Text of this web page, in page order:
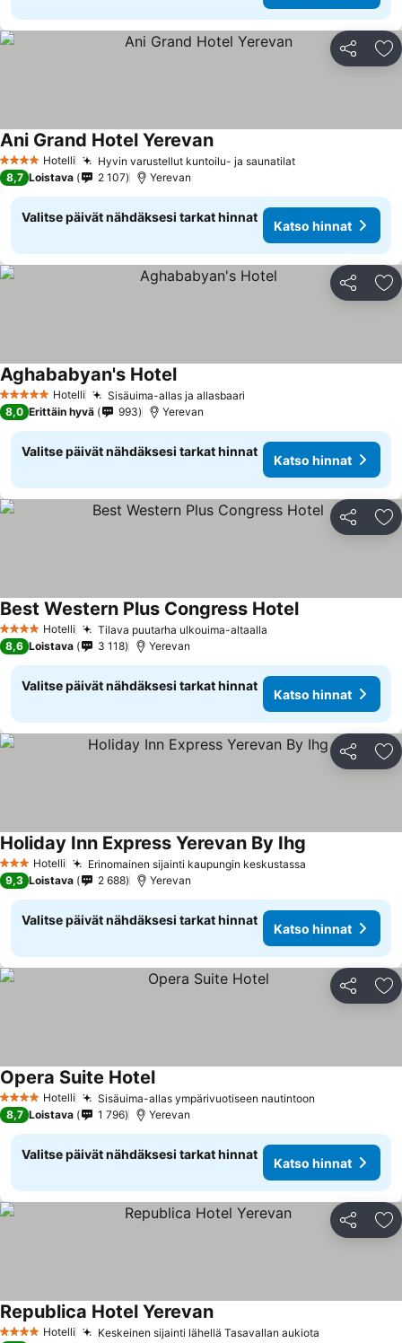
Jaa
4 Tähtiluokitus
Hotelli Hyvin varustellut kuntoilu- ja saunatilatKatso hinnat
Ani Grand Hotel YerevanKatso hinnat
8,7 Loistava 2 107 Yerevan
Valitse päivät nähdäksesi tarkat hinnat
Katso hinnat
Jaa
5 Tähtiluokitus
Hotelli Sisäuima-allas ja allasbaari
Aghababyan's HotelKatso hinnat
8,0 Erittäin hyvä 993 Yerevan
Valitse päivät nähdäksesi tarkat hinnat
Katso hinnat
Jaa
4 Tähtiluokitus
Hotelli Tilava puutarha ulkouima-altaalla
Best Western Plus Congress HotelKatso hinnat
8,6 Loistava 3 118 Yerevan
Valitse päivät nähdäksesi tarkat hinnat
Katso hinnat
Jaa
3 Tähtiluokitus
Hotelli Erinomainen sijainti kaupungin keskustassa
Holiday Inn Express Yerevan By Ihg
9,3 Loistava 2 688 Yerevan
Valitse päivät nähdäksesi tarkat hinnat
Katso hinnat
Jaa
4 Tähtiluokitus
Hotelli Sisäuima-allas ympärivuotiseen nautintoon
Opera Suite HotelKatso hinnat
8,7 Loistava 1 796 Yerevan
Valitse päivät nähdäksesi tarkat hinnat
Katso hinnat
Jaa
4 Tähtiluokitus
Hotelli Keskeinen sijainti lähellä Tasavallan aukiota
Republica Hotel YerevanKatso hinnat